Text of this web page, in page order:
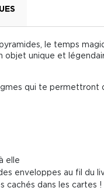
le temps
objet unique et
qui te
elle
enveloppes au fil du
cachés dans les cartes !